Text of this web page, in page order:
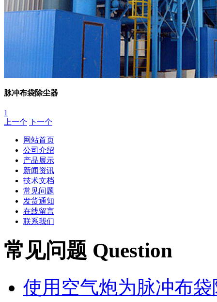
脉冲布袋除尘器
1
上一个 下一个
网站首页
公司介绍
产品展示
新闻资讯
技术文档
常见问题
发货通知
在线留言
联系我们
常见问题 Question
使用空气炮为脉冲布